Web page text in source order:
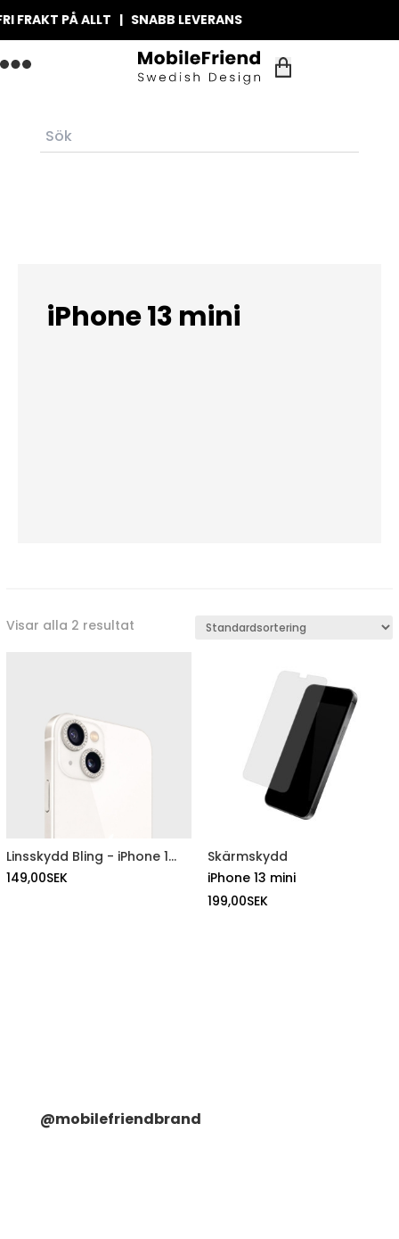
FRAKT PÅ ALLT | SNABB LEVERANS
iPhone 13 mini
Visar alla 2 resultat
Linsskydd Bling - iPhone 13 mini
149,00SEK
Skärmskydd
iPhone 13 mini
199,00SEK
@mobilefriendbrand